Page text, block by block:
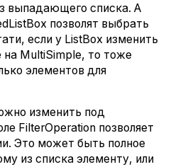
выпадающего списка. А
позволят выбрать
если у ListBox изменить
на MultiSimple, то тоже
элементов для
изменить под
FilterOperation позволяет
Это может быть полное
из списка элементу, или